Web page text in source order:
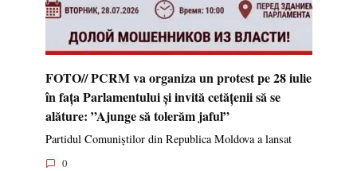
FOTO// PCRM va organiza un protest pe 28 iulie
în fața Parlamentului și invită cetățenii să se
alăture: ”Ajunge să tolerăm jaful”
Partidul Comuniștilor din Republica Moldova a lansat
0